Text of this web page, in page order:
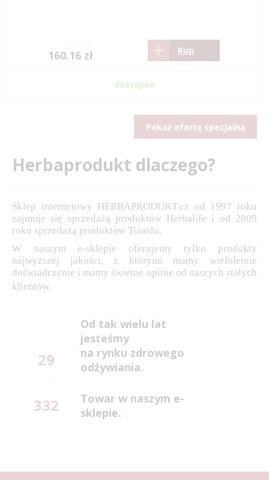
160.16 zł Kup
dostępne
Pokaż ofertę specjalną
Herbaprodukt dlaczego?
Sklep internetowy HERBAPRODUKT.cz od 1997 roku
zajmuje się sprzedażą produktów Herbalife i od 2009
roku sprzedażą produktów Tianshi.
W naszym e-sklepie oferujemy tylko produkty
najwyższej jakości, z którymi mamy wieloletnie
doświadczenie i mamy świetne opinie od naszych stałych
klientów.
29
Od tak wielu lat
jesteśmy
na rynku zdrowego
odżywiania.
332
Towar w naszym e-
sklepie.